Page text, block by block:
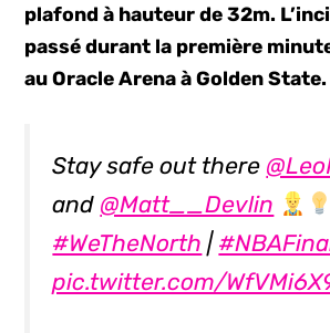
plafond à hauteur de 32m.
passé durant la première
au Oracle Arena à Golden State.
Stay safe out there
and @Matt__Devlin
#WeTheNorth |
pic.twitter.com/